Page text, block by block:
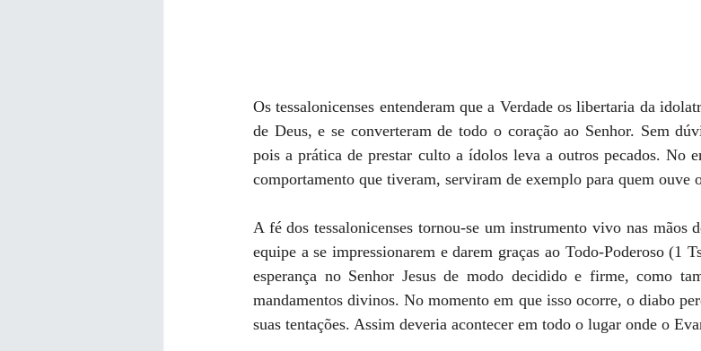
Os tessalonicenses entenderam que a Verdade os libertaria da
de Deus, e se converteram de todo o coração ao Senhor. Sem
pois a prática de prestar culto a ídolos leva a outros pecados. No
comportamento que tiveram, serviram de exemplo para quem ouve
A fé dos tessalonicenses tornou-se um instrumento vivo nas mãos
equipe a se impressionarem e darem graças ao Todo-Poderoso (1
esperança no Senhor Jesus de modo decidido e firme, como
mandamentos divinos. No momento em que isso ocorre, o diabo
suas tentações. Assim deveria acontecer em todo o lugar onde o